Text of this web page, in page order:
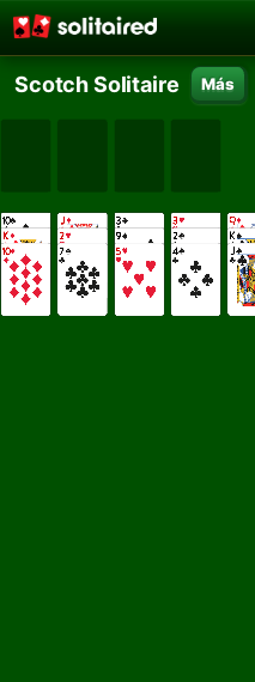
Scotch Solitaire Más